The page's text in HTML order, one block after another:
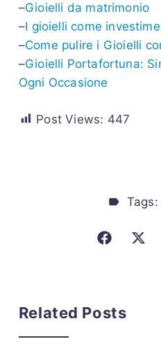
–Gioielli da matrimonio
–I gioielli come
–Come pulire i Gioielli
–Gioielli Portafortuna:
Ogni Occasione
Post Views: 447
Tags:
Related Posts